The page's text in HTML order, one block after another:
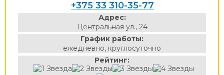
+375 33 310-35-77
Адрес:
Центральная ул., 24
График работы:
ежедневно, круглосуточно
Рейтинг: